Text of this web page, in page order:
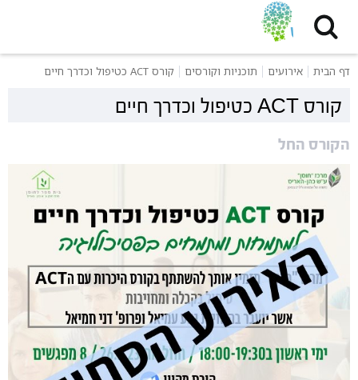
דף הבית אירועים תוכניות וקורסים קורס ACT כטיפול וכדרך חיים
קורס ACT כטיפול וכדרך חיים
הקורס החל